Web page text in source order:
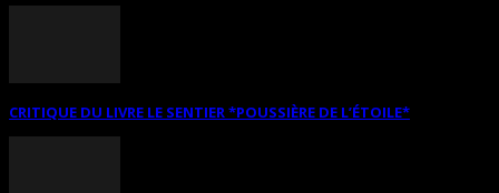
CRITIQUE DU LIVRE LE SENTIER *POUSSIÈRE DE L’ÉTOILE*